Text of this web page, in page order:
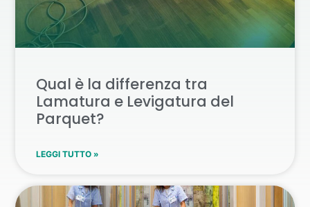
Qual è la differenza tra
Lamatura e Levigatura del
Parquet?
LEGGI TUTTO »